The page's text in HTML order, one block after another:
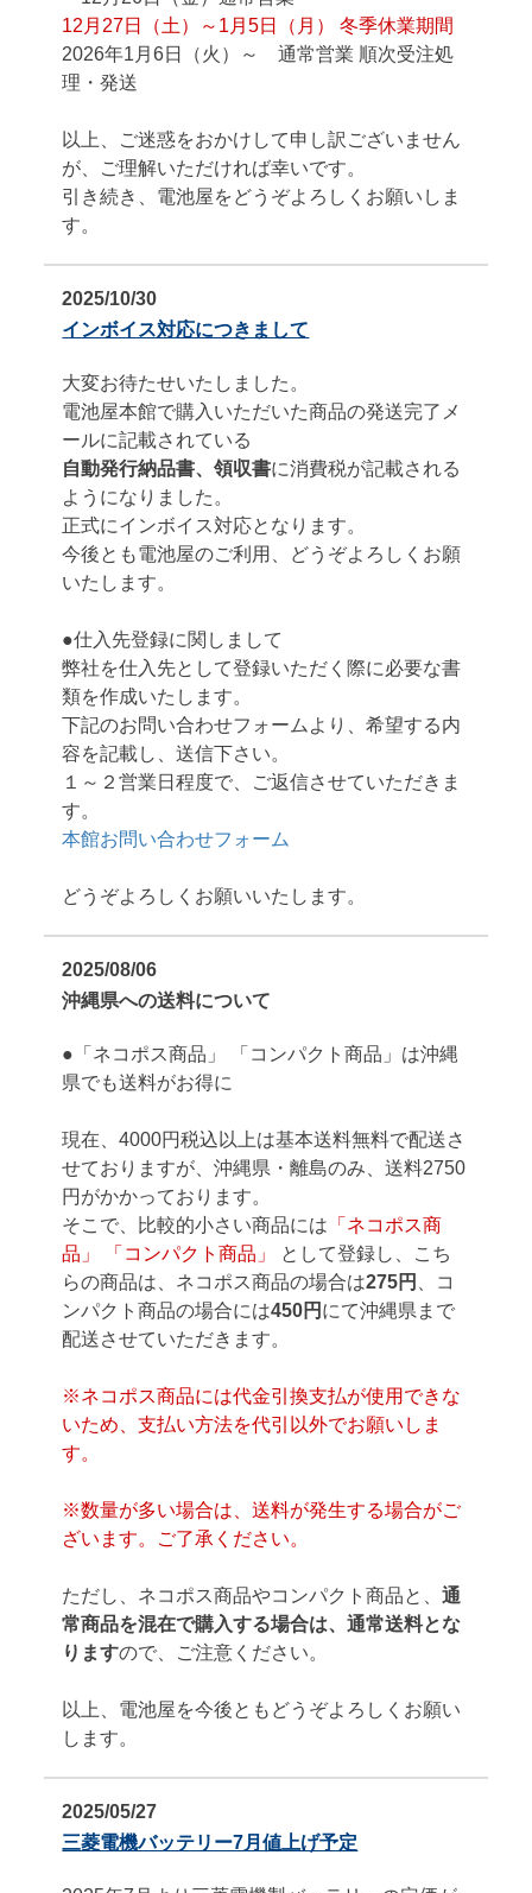
12月27日（土）～1月5日（月） 冬季休業期間
2026年1月6日（火）～ 通常営業 順次受注処
理・発送
以上、ご迷惑をおかけして申し訳ございません
が、ご理解いただければ幸いです。
引き続き、電池屋をどうぞよろしくお願いしま
す。
2025/10/30
インボイス対応につきまして
大変お待たせいたしました。
電池屋本館で購入いただいた商品の発送完了メ
ールに記載されている
自動発行納品書、領収書に消費税が記載される
ようになりました。
正式にインボイス対応となります。
今後とも電池屋のご利用、どうぞよろしくお願
いたします。
●仕入先登録に関しまして
弊社を仕入先として登録いただく際に必要な書
類を作成いたします。
下記のお問い合わせフォームより、希望する内
容を記載し、送信下さい。
１～２営業日程度で、ご返信させていただきま
す。
本館お問い合わせフォーム
どうぞよろしくお願いいたします。
2025/08/06
沖縄県への送料について
●「ネコポス商品」 「コンパクト商品」は沖縄
県でも送料がお得に
現在、4000円税込以上は基本送料無料で配送さ
せておりますが、沖縄県・離島のみ、送料2750
円がかかっております。
そこで、比較的小さい商品には 「ネコポス商
品」 「コンパクト商品」
として登録し、こち
らの商品は、ネコポス商品の場合は275円
、コ
ンパクト商品の場合には450円 にて沖縄県まで
配送させていただきます。
※ネコポス商品には代金引換支払が使用できな
いため、支払い方法を代引以外でお願いしま
す。
※数量が多い場合は、送料が発生する場合がご
ざいます。ご了承ください。
ただし、ネコポス商品やコンパクト商品と、通
常商品を混在で購入する場合は、通常送料とな
りますので、ご注意ください。
以上、電池屋を今後ともどうぞよろしくお願い
します。
2025/05/27
三菱電機バッテリー7月値上げ予定